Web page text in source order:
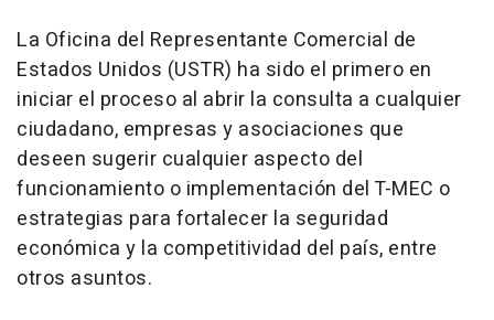
La Oficina del Representante Comercial de
Estados Unidos (USTR) ha sido el primero en
iniciar el proceso al abrir la consulta a cualquier
ciudadano, empresas y asociaciones que
deseen sugerir cualquier aspecto del
funcionamiento o implementación del T-MEC o
estrategias para fortalecer la seguridad
económica y la competitividad del país, entre
otros asuntos.